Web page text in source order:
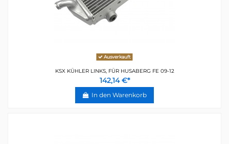
Ausverkauft
KSX KÜHLER LINKS, FÜR HUSABERG FE 09-12
142,14 €*
In den Warenkorb